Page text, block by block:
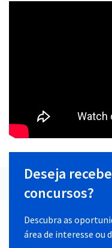
Deseja
concursos?
Descubra as
área de interesse ou